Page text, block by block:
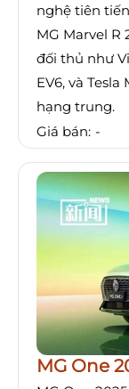
nghệ tiên
MG Marvel R
đối thủ như
EV6, và
hạng trung.
Giá bán: -
MG One